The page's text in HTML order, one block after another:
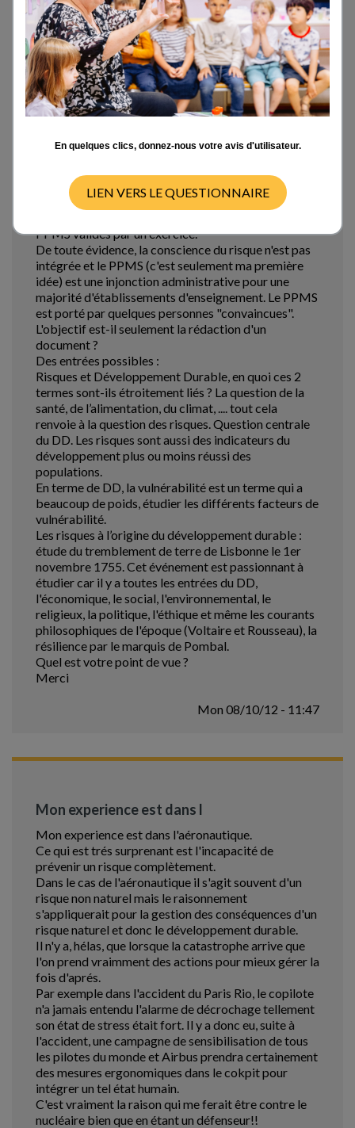
Après étude de l'enquête nationale de l'ONS
(observatoire de la sécurité et de l'Accessibilité des
établissements d'enseignement : rapport annuel
2011) , les tableaux des résultats de l’enquête par
départements font apparaître de grandes disparités
dans l’état d’avancement de la rédaction et de la
validation des PPMS. La question que l'on peut se
collèges et 6% des lycées du département de la Loire
qui ont rédigés et validés par un exercice ? Alors que
100% des établissements ont rédigés et validés par
un exercice. Pourquoi y a-t-il souvent une grande
PPMS validés par un exercice.
De toute évidence, la conscience du risque n'est pas
intégrée et le PPMS (c'est seulement ma première
idée) est une injonction administrative pour une
majorité d'établissements d'enseignement. Le PPMS
est porté par quelques personnes "convaincues".
L'objectif est-il seulement la rédaction d'un
document ?
Des entrées possibles :
Risques et Développement Durable, en quoi ces 2
termes sont-ils étroitement liés ? La question de la
santé, de l’alimentation, du climat, .... tout cela
renvoie à la question des risques. Question centrale
du DD. Les risques sont aussi des indicateurs du
développement plus ou moins réussi des
populations.
En terme de DD, la vulnérabilité est un terme qui a
beaucoup de poids, étudier les différents facteurs de
vulnérabilité.
Les risques à l’origine du développement durable :
étude du tremblement de terre de Lisbonne le 1er
novembre 1755. Cet événement est passionnant à
étudier car il y a toutes les entrées du DD,
l'économique, le social, l'environnemental, le
religieux, la politique, l'éthique et même les courants
philosophiques de l'époque (Voltaire et Rousseau), la
résilience par le marquis de Pombal.
Quel est votre point de vue ?
Merci
Mon 08/10/12 - 11:47
Mon experience est dans l
Mon experience est dans l'aéronautique.
Ce qui est trés surprenant est l'incapacité de
prévenir un risque complètement.
Dans le cas de l'aéronautique il s'agit souvent d'un
risque non naturel mais le raisonnement
s'appliquerait pour la gestion des conséquences d'un
risque naturel et donc le développement durable.
Il n'y a, hélas, que lorsque la catastrophe arrive que
l'on prend vraimment des actions pour mieux gérer la
fois d'aprés.
Par exemple dans l'accident du Paris Rio, le copilote
n'a jamais entendu l'alarme de décrochage tellement
son état de stress était fort. Il y a donc eu, suite à
l'accident, une campagne de sensibilisation de tous
les pilotes du monde et Airbus prendra certainement
des mesures ergonomiques dans le cokpit pour
intégrer un tel état humain.
C'est vraiment la raison qui me ferait être contre le
nucléaire bien que en étant un défenseur!!
En quelques clics, donnez-nous votre avis d'utilisateur.
LIEN VERS LE QUESTIONNAIRE